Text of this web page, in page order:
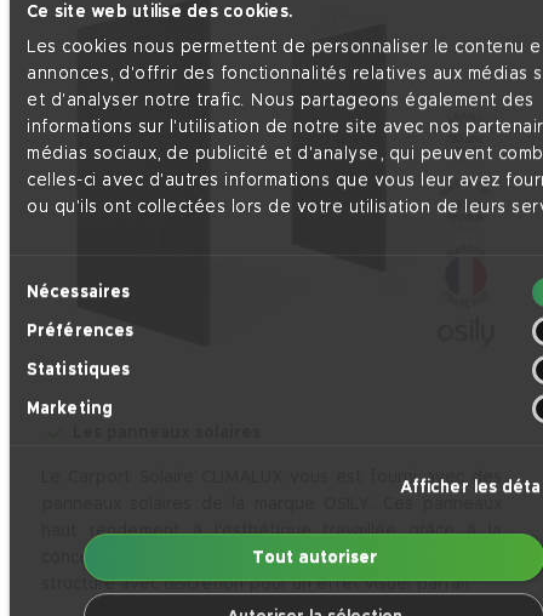
Ce site web utilise des cookies.
Les cookies nous permettent de personnaliser le contenu
annonces, d'offrir des fonctionnalités relatives aux médias
et d'analyser notre trafic. Nous partageons également des
informations sur l'utilisation de notre site avec nos
médias sociaux, de publicité et d'analyse, qui peuvent
celles-ci avec d'autres informations que vous leur avez
ou qu'ils ont collectées lors de votre utilisation de leurs
Sélection
Nécessaires
Préférences
Statistiques
Marketing
Afficher les
Tout autoriser
Le Carport Solaire CLIMALUX vous est fourni avec des
haut rendement à l'esthétique travaillée grâce à la
conception "FULL BLACK" s'intègrent dans notre
structure avec discrétion pour un effet visuel parfait